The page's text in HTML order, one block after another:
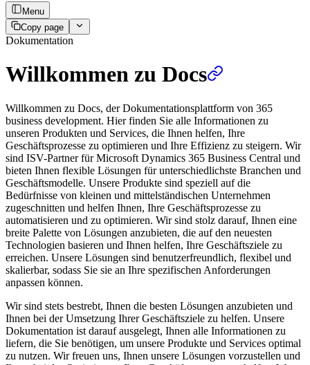
Menu
Copy page
Dokumentation
Willkommen zu Docs
Willkommen zu Docs, der Dokumentationsplattform von 365
business development. Hier finden Sie alle Informationen zu
unseren Produkten und Services, die Ihnen helfen, Ihre
Geschäftsprozesse zu optimieren und Ihre Effizienz zu steigern. Wir
sind ISV-Partner für Microsoft Dynamics 365 Business Central und
bieten Ihnen flexible Lösungen für unterschiedlichste Branchen und
Geschäftsmodelle. Unsere Produkte sind speziell auf die
Bedürfnisse von kleinen und mittelständischen Unternehmen
zugeschnitten und helfen Ihnen, Ihre Geschäftsprozesse zu
automatisieren und zu optimieren. Wir sind stolz darauf, Ihnen eine
breite Palette von Lösungen anzubieten, die auf den neuesten
Technologien basieren und Ihnen helfen, Ihre Geschäftsziele zu
erreichen. Unsere Lösungen sind benutzerfreundlich, flexibel und
skalierbar, sodass Sie sie an Ihre spezifischen Anforderungen
anpassen können.
Wir sind stets bestrebt, Ihnen die besten Lösungen anzubieten und
Ihnen bei der Umsetzung Ihrer Geschäftsziele zu helfen. Unsere
Dokumentation ist darauf ausgelegt, Ihnen alle Informationen zu
liefern, die Sie benötigen, um unsere Produkte und Services optimal
zu nutzen. Wir freuen uns, Ihnen unsere Lösungen vorzustellen und